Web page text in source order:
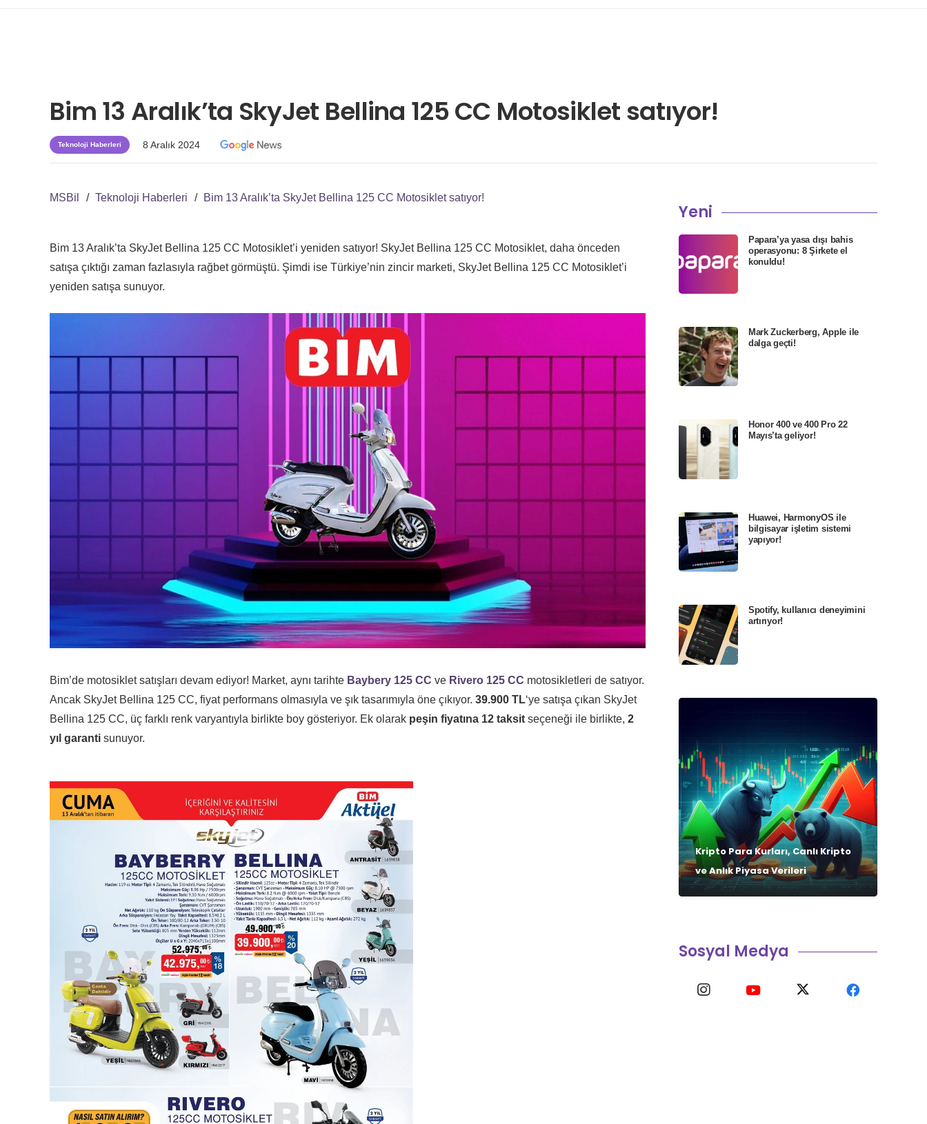
Bim 13 Aralık’ta SkyJet Bellina 125 CC Motosiklet satıyor!
Teknoloji Haberleri 8 Aralık 2024
MSBil / Teknoloji Haberleri / Bim 13 Aralık’ta SkyJet Bellina 125 CC Motosiklet satıyor!
Bim 13 Aralık’ta SkyJet Bellina 125 CC Motosiklet’i yeniden satıyor! SkyJet Bellina 125 CC Motosiklet, daha önceden
satışa çıktığı zaman fazlasıyla rağbet görmüştü. Şimdi ise Türkiye’nin zincir marketi, SkyJet Bellina 125 CC Motosiklet’i
yeniden satışa sunuyor.
Bim’de motosiklet satışları devam ediyor! Market, aynı tarihte Baybery 125 CC ve Rivero 125 CC motosikletleri de satıyor.
Ancak SkyJet Bellina 125 CC, fiyat performans olmasıyla ve şık tasarımıyla öne çıkıyor. 39.900 TL‘ye satışa çıkan SkyJet
Bellina 125 CC, üç farklı renk varyantıyla birlikte boy gösteriyor. Ek olarak peşin fiyatına 12 taksit seçeneği ile birlikte, 2
yıl garanti sunuyor.
Yeni
Papara’ya yasa dışı bahis
operasyonu: 8 Şirkete el
konuldu!
Mark Zuckerberg, Apple ile
dalga geçti!
Honor 400 ve 400 Pro 22
Mayıs’ta geliyor!
Huawei, HarmonyOS ile
bilgisayar işletim sistemi
yapıyor!
Spotify, kullanıcı deneyimini
artırıyor!
Kripto Para Kurları, Canlı Kripto
ve Anlık Piyasa Verileri
Sosyal Medya